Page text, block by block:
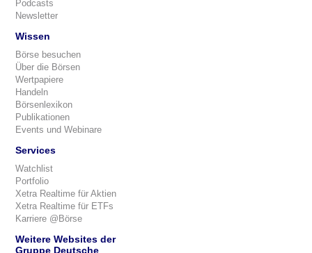
Podcasts
Newsletter
Wissen
Börse besuchen
Über die Börsen
Wertpapiere
Handeln
Börsenlexikon
Publikationen
Events und Webinare
Services
Watchlist
Portfolio
Xetra Realtime für Aktien
Xetra Realtime für ETFs
Karriere @Börse
Weitere Websites der
Gruppe Deutsche